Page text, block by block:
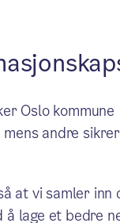
ikke
til
Oslo kommune
andre
at vi samler inn
lage et bedre